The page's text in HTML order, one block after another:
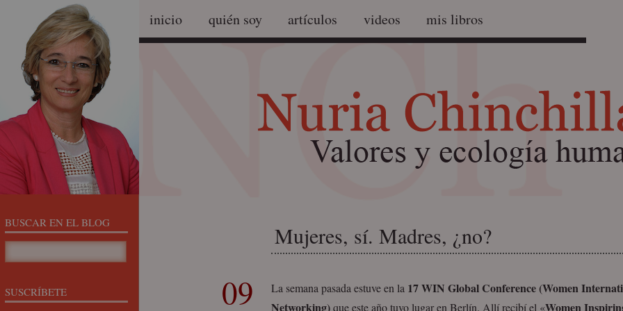
inicio quién soy artículos videos mis libros
Mujeres, sí. Madres, ¿no?
09 La semana pasada estuve en la 17 WIN Global Conference(Women
Networking)que este año tuvo lugar en Berlín. Allí recibí el «Women
BUSCAR EN EL BLOG
SUSCRÍBETE